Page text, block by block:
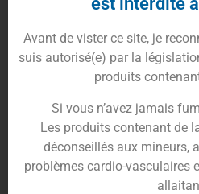
Un trio fruité à
Le Venox 100ml de MIV
d’énergie fruitée. La pêche
juteuse, forme la base
Elle est réveillée par
fruit rare et surprenant, qui
pétillante et légèrement
Avant de vister ce site, je
suis autorisé(e) par la
produits
Si vous n’avez jamais
Les produits contenant de
déconseillés aux mineurs,
problèmes cardio-vasculaires